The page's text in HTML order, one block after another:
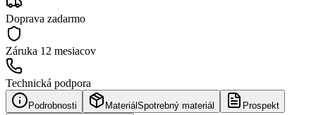
Doprava zadarmo
Záruka 12 mesiacov
Technická podpora
Podrobnosti Materiál Spotrebný materiál Prospekt